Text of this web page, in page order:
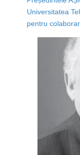
Universitatea
pentru